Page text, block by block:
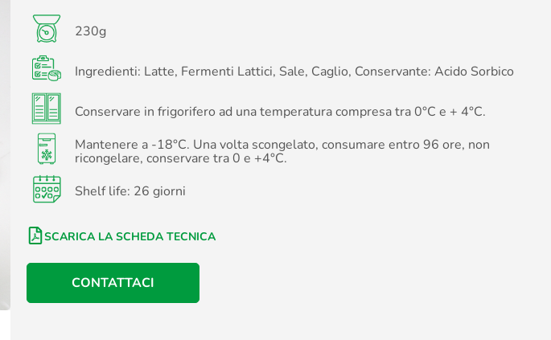
230g
Ingredienti: Latte, Fermenti Lattici, Sale, Caglio, Conservante: Acido Sorbico
Conservare in frigorifero ad una temperatura compresa tra 0°C e + 4°C.
Mantenere a -18°C. Una volta scongelato, consumare entro 96 ore, non
ricongelare, conservare tra 0 e +4°C.
Shelf life: 26 giorni
SCARICA LA SCHEDA TECNICA
CONTATTACI